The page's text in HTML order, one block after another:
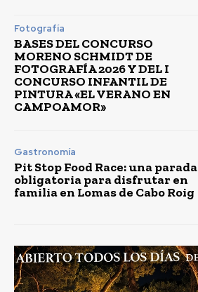
Fotografía
BASES DEL CONCURSO
MORENO SCHMIDT DE
FOTOGRAFÍA 2026 Y DEL I
CONCURSO INFANTIL DE
PINTURA «EL VERANO EN
CAMPOAMOR»
Gastronomía
Pit Stop Food Race: una parada
obligatoria para disfrutar en
familia en Lomas de Cabo Roig